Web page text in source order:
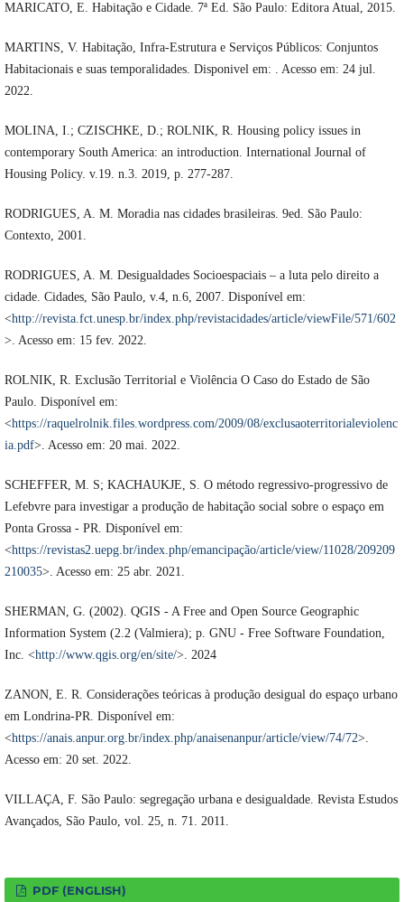
MARICATO, E. Habitação e Cidade. 7ª Ed. São Paulo: Editora Atual, 2015.
MARTINS, V. Habitação, Infra-Estrutura e Serviços Públicos: Conjuntos
Habitacionais e suas temporalidades. Disponivel em: . Acesso em: 24 jul.
2022.
MOLINA, I.; CZISCHKE, D.; ROLNIK, R. Housing policy issues in
contemporary South America: an introduction. International Journal of
Housing Policy. v.19. n.3. 2019, p. 277-287.
RODRIGUES, A. M. Moradia nas cidades brasileiras. 9ed. São Paulo:
Contexto, 2001.
RODRIGUES, A. M. Desigualdades Socioespaciais – a luta pelo direito a
cidade. Cidades, São Paulo, v.4, n.6, 2007. Disponível em:
<http://revista.fct.unesp.br/index.php/revistacidades/article/viewFile/571/602
>. Acesso em: 15 fev. 2022.
ROLNIK, R. Exclusão Territorial e Violência O Caso do Estado de São
Paulo. Disponível em:
<https://raquelrolnik.files.wordpress.com/2009/08/exclusaoterritorialeviolenc
ia.pdf>. Acesso em: 20 mai. 2022.
SCHEFFER, M. S; KACHAUKJE, S. O método regressivo-progressivo de
Lefebvre para investigar a produção de habitação social sobre o espaço em
Ponta Grossa - PR. Disponível em:
<https://revistas2.uepg.br/index.php/emancipação/article/view/11028/209209
210035>. Acesso em: 25 abr. 2021.
SHERMAN, G. (2002). QGIS - A Free and Open Source Geographic
Information System (2.2 (Valmiera); p. GNU - Free Software Foundation,
Inc. <http://www.qgis.org/en/site/>. 2024
ZANON, E. R. Considerações teóricas à produção desigual do espaço urbano
em Londrina-PR. Disponível em:
<https://anais.anpur.org.br/index.php/anaisenanpur/article/view/74/72>.
Acesso em: 20 set. 2022.
VILLAÇA, F. São Paulo: segregação urbana e desigualdade. Revista Estudos
Avançados, São Paulo, vol. 25, n. 71. 2011.
PDF (ENGLISH)